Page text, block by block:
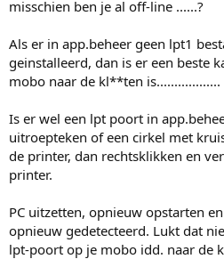
misschien ben je al off-line ......?
Als er in app.beheer geen lpt1
geinstalleerd, dan is er een beste
mobo naar de kl**ten is..................
Is er wel een lpt poort in
uitroepteken of een cirkel met
de printer, dan rechtsklikken en
printer.
PC uitzetten, opnieuw opstarten
opnieuw gedetecteerd. Lukt dat
lpt-poort op je mobo idd. naar de